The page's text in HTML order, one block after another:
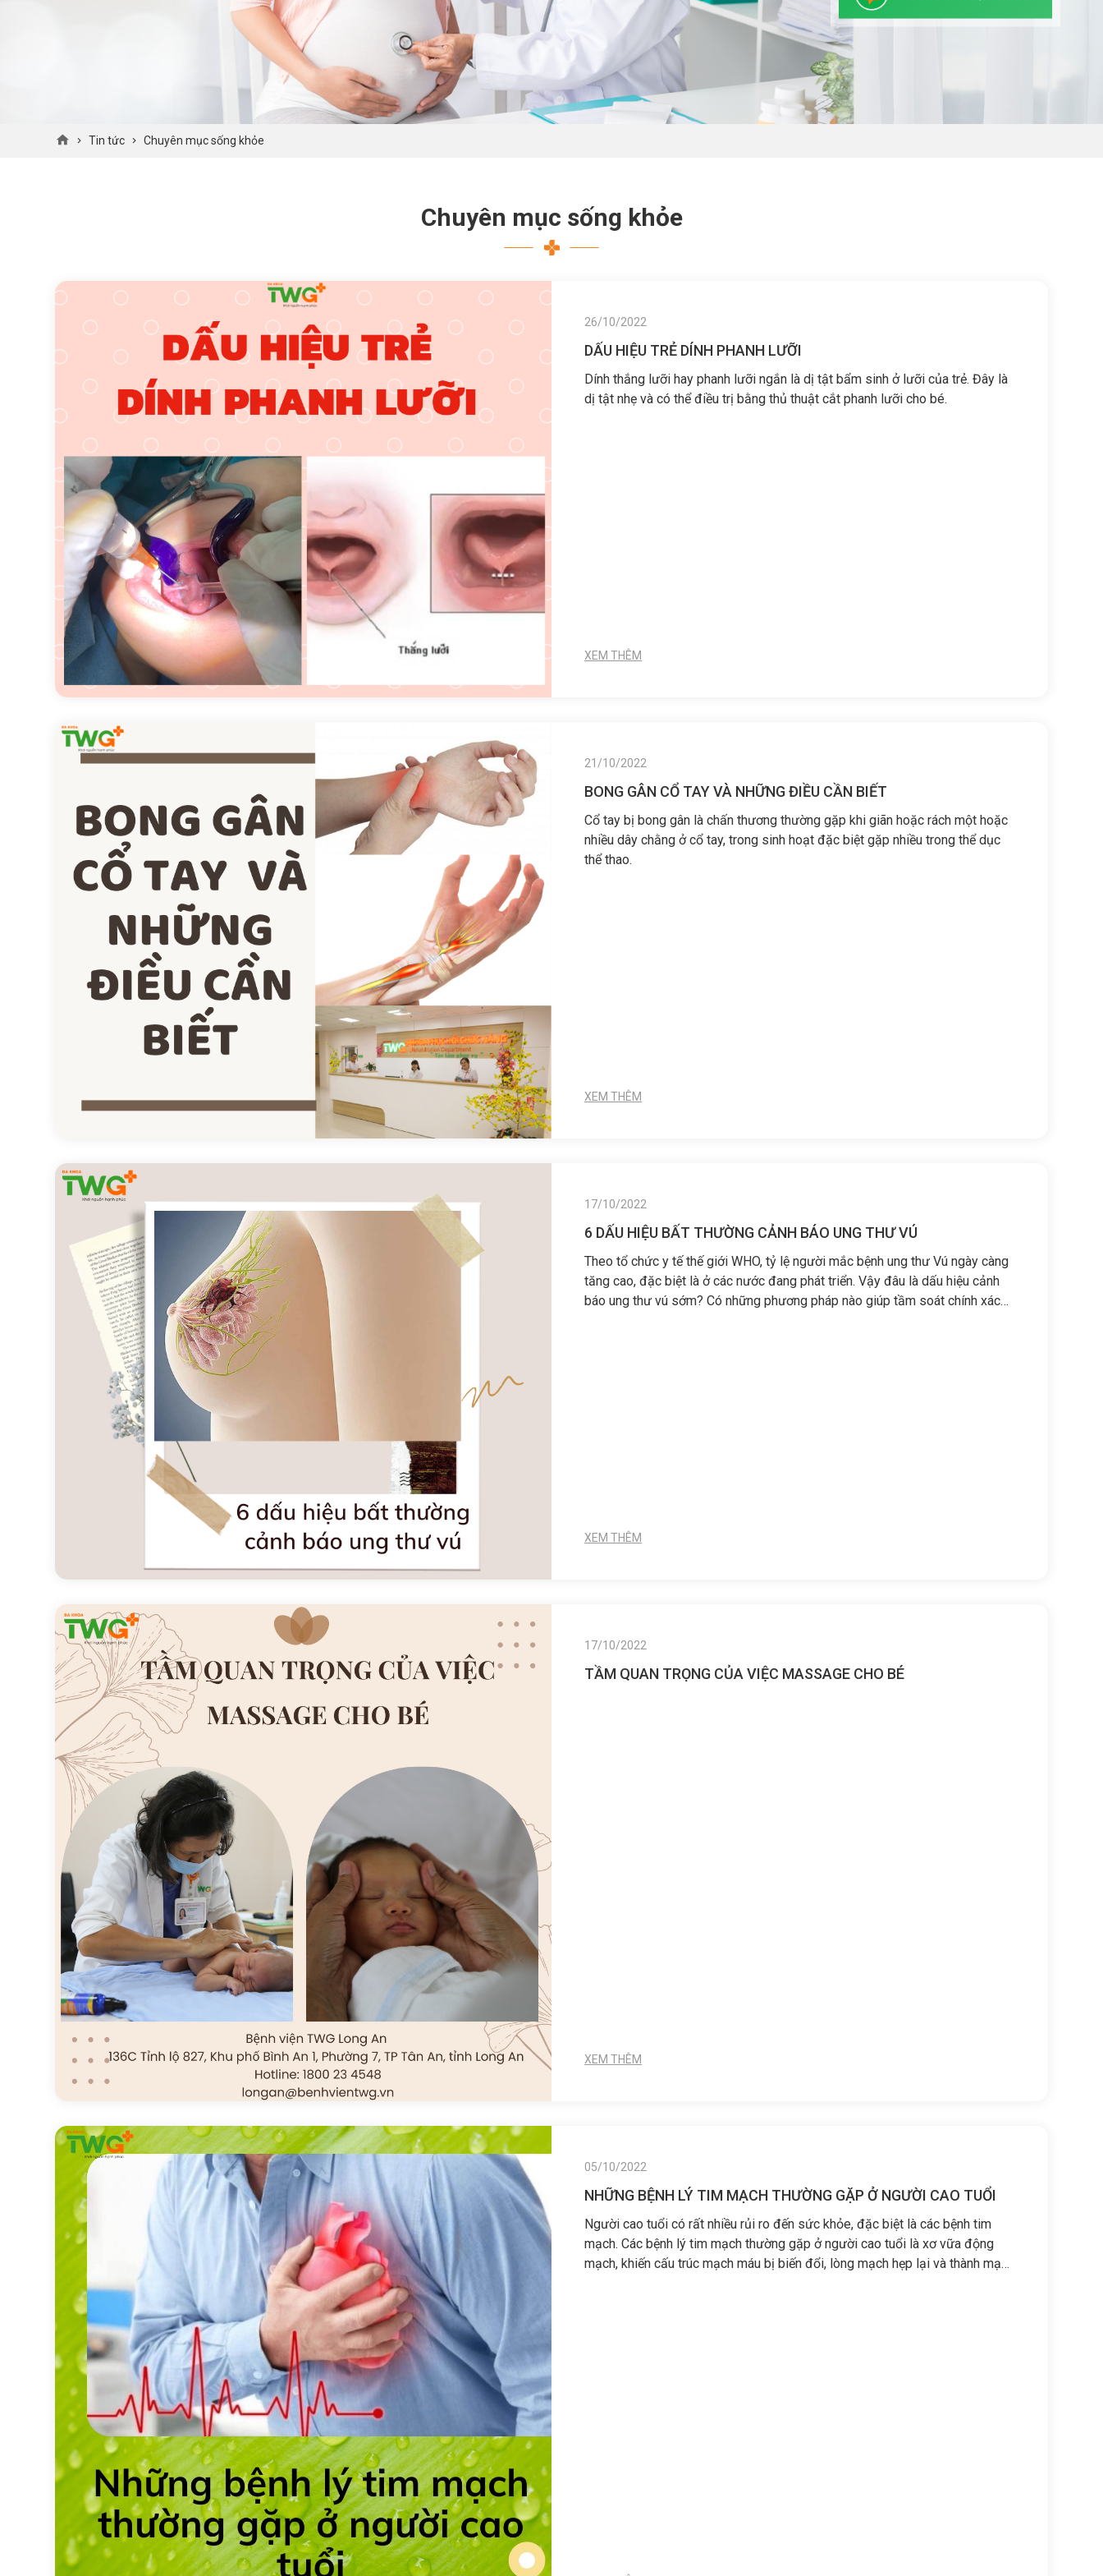
Tin tức Chuyên mục sống khỏe
Chuyên mục sống khỏe
26/10/2022
DẤU HIỆU TRẺ DÍNH PHANH LƯỠI
Dính thắng lưỡi hay phanh lưỡi ngắn là dị tật bẩm sinh ở lưỡi của trẻ. Đây là
dị tật nhẹ và có thể điều trị bằng thủ thuật cắt phanh lưỡi cho bé.
XEM THÊM
21/10/2022
BONG GÂN CỔ TAY VÀ NHỮNG ĐIỀU CẦN BIẾT
Cổ tay bị bong gân là chấn thương thường gặp khi giãn hoặc rách một hoặc
nhiều dây chằng ở cổ tay, trong sinh hoạt đặc biệt gặp nhiều trong thể dục
thể thao.
XEM THÊM
17/10/2022
​6 DẤU HIỆU BẤT THƯỜNG CẢNH BÁO UNG THƯ VÚ
Theo tổ chức y tế thế giới WHO, tỷ lệ người mắc bệnh ung thư Vú ngày càng
tăng cao, đặc biệt là ở các nước đang phát triển. Vậy đâu là dấu hiệu cảnh
báo ung thư vú sớm? Có những phương pháp nào giúp tầm soát chính xác
XEM THÊM
17/10/2022
TẦM QUAN TRỌNG CỦA VIỆC MASSAGE CHO BÉ
XEM THÊM
05/10/2022
NHỮNG BỆNH LÝ TIM MẠCH THƯỜNG GẶP Ở NGƯỜI CAO TUỔI
Người cao tuổi có rất nhiều rủi ro đến sức khỏe, đặc biệt là các bệnh tim
mạch. Các bệnh lý tim mạch thường gặp ở người cao tuổi là xơ vữa động
mạch, khiến cấu trúc mạch máu bị biến đổi, lòng mạch hẹp lại và thành mạch